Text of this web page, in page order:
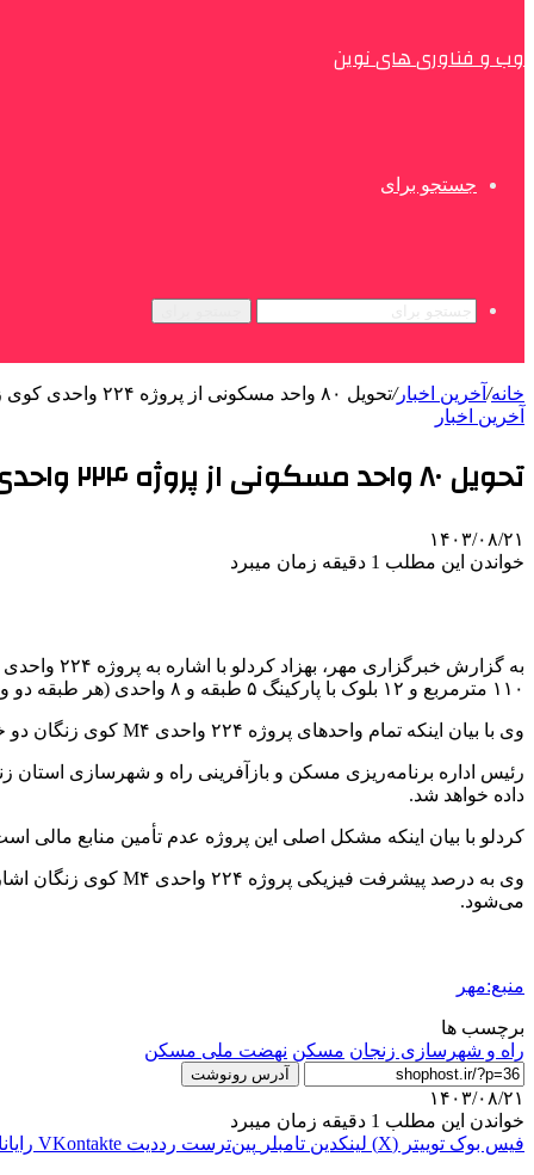
وب و فناوری های نوین
جستجو برای
خانه/ آخرین اخبار/تحویل ۸۰ واحد مسکونی از پروژه ۲۲۴ واحدی کوی زنگان تا اواخر سال
آخرین اخبار
تحویل ۸۰ واحد مسکونی از پروژه ۲۲۴ واحدی کوی زنگان تا اواخر سال
۱۴۰۳/۰۸/۲۱
خواندن این مطلب 1 دقیقه زمان میبرد
به گزارش خبرگزاری مهر، بهزاد کردلو
۱۱۰ مترمربع و ۱۲ بلوک با پارکینگ ۵ طبقه و ۸ واحدی (هر طبقه دو واحد) زیربنای مفید هر واحد ۸۵ مترمربع است.
وی با بیان اینکه تمام واحدهای پروژه ۲۲۴ واحدی M۴ کوی زنگان دو خواب است، گفت: تا کنون واحد مسکونی از این پروژه به متقاضیان تحویل داده نشده است.
داده خواهد شد.
کردلو با بیان اینکه مشکل اصلی این پروژه عدم تأمین منابع
می‌شود.
منبع:مهر
برچسب ها
راه و شهرسازی زنجان مسکن نهضت ملی مسکن
آدرس رونوشت
۱۴۰۳/۰۸/۲۱
خواندن این مطلب 1 دقیقه زمان میبرد
فیس بوک توییتر (X) لینکدین ‫تامبلر ‫پین‌ترست ‫رددیت ‫VKontakte